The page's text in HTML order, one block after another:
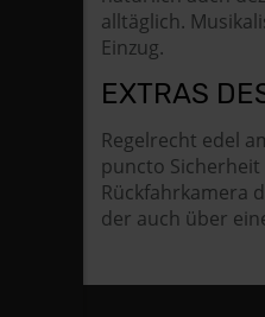
alltäglich.
Einzug.
EXTRAS
Regelrecht edel
puncto
Rückfahrkamera
der auch über